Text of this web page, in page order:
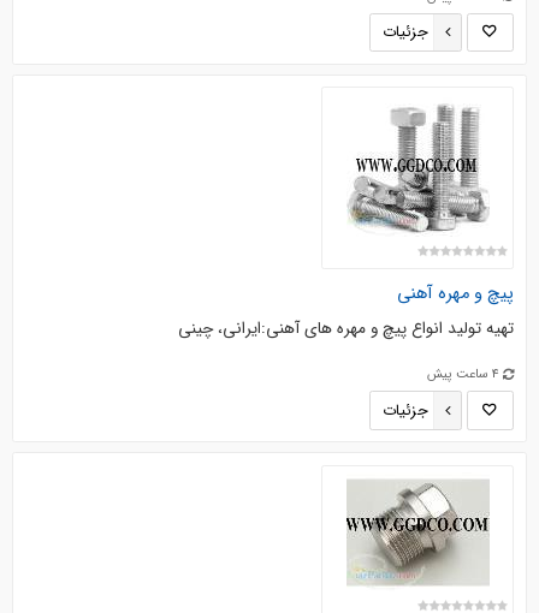
جزئیات
پیچ و مهره آهنی
تهیه تولید انواع پیچ و مهره های آهنی:ایرانی، چینی
4 ساعت پیش
جزئیات